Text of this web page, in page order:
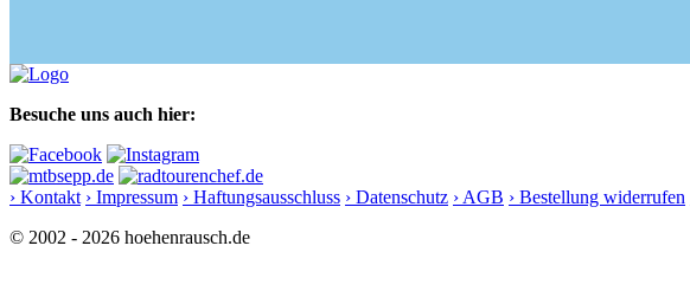
Besuche uns auch hier:
› Kontakt › Impressum › Haftungsausschluss › Datenschutz › AGB › Bestellung widerrufen
© 2002 - 2026 hoehenrausch.de